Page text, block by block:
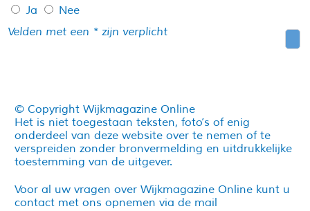
Ja
Nee
Velden met een * zijn verplicht
© Copyright Wijkmagazine Online
Het is niet toegestaan teksten, foto’s of enig
onderdeel van deze website over te nemen of te
verspreiden zonder bronvermelding en uitdrukkelijke
toestemming van de uitgever.
Voor al uw vragen over Wijkmagazine Online kunt u
contact met ons opnemen via de mail